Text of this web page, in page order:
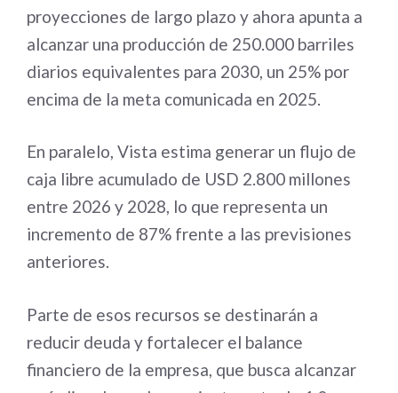
proyecciones de largo plazo y ahora apunta a
alcanzar una producción de 250.000 barriles
diarios equivalentes para 2030, un 25% por
encima de la meta comunicada en 2025.
En paralelo, Vista estima generar un flujo de
caja libre acumulado de USD 2.800 millones
entre 2026 y 2028, lo que representa un
incremento de 87% frente a las previsiones
anteriores.
Parte de esos recursos se destinarán a
reducir deuda y fortalecer el balance
financiero de la empresa, que busca alcanzar